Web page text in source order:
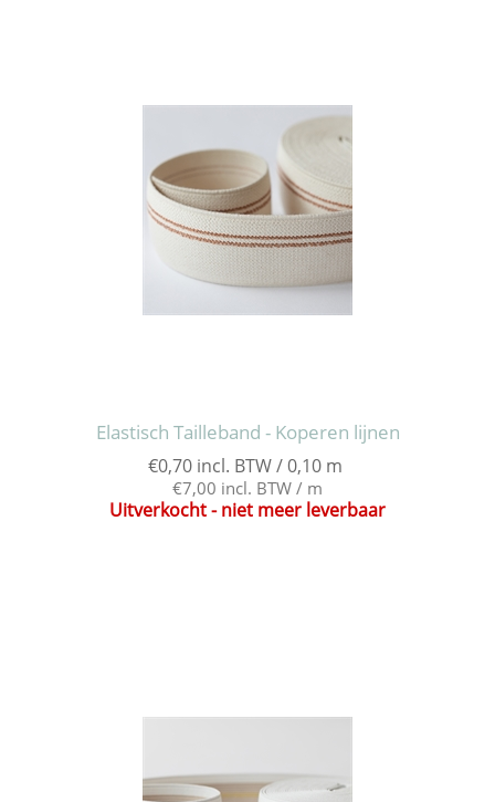
Elastisch Tailleband - Koperen lijnen
€0,70 incl. BTW / 0,10 m
€7,00 incl. BTW / m
Uitverkocht - niet meer leverbaar